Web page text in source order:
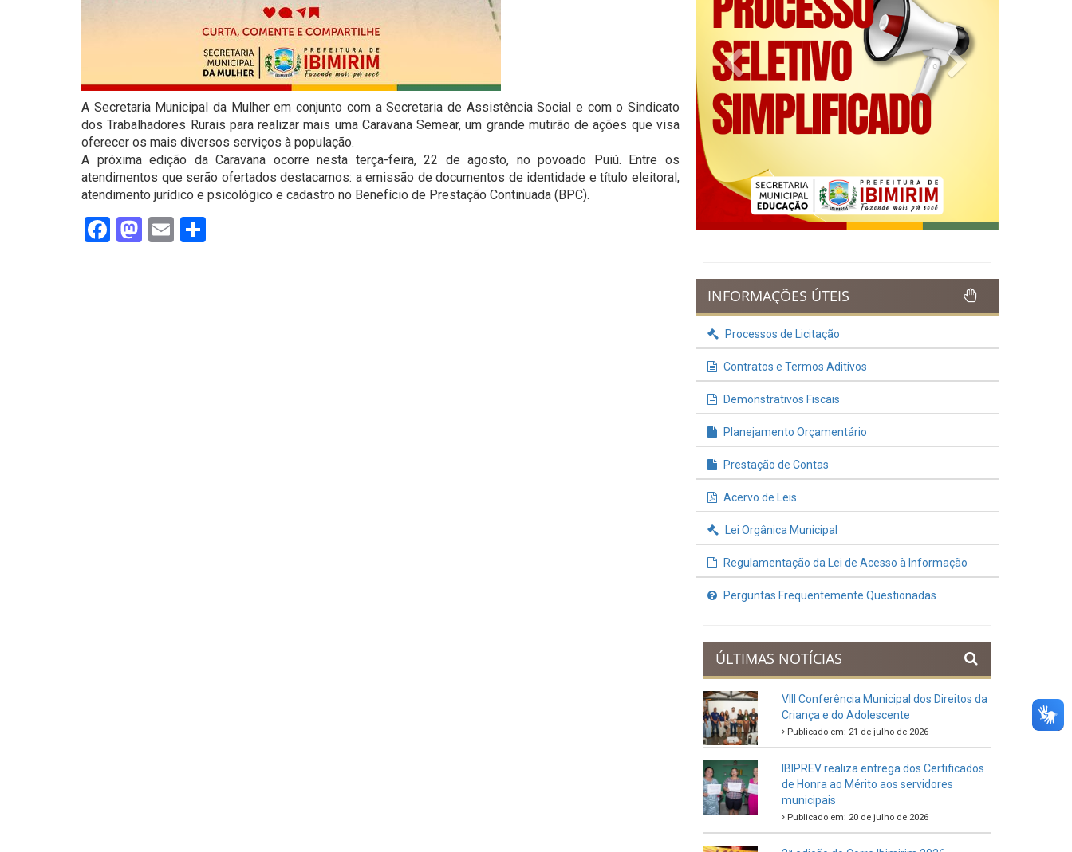
A Secretaria Municipal da Mulher em conjunto com a Secretaria de Assistência Social e com o Sindicato
dos Trabalhadores Rurais para realizar mais uma Caravana Semear, um grande mutirão de ações que visa
oferecer os mais diversos serviços à população.
A próxima edição da Caravana ocorre nesta terça-feira, 22 de agosto, no povoado Puiú. Entre os
atendimentos que serão ofertados destacamos: a emissão de documentos de identidade e título eleitoral,
atendimento jurídico e psicológico e cadastro no Benefício de Prestação Continuada (BPC).
Facebook
Mastodon
Email
Previous Next
INFORMAÇÕES ÚTEIS
Processos de Licitação
Contratos e Termos Aditivos
Demonstrativos Fiscais
Planejamento Orçamentário
Prestação de Contas
Acervo de Leis
Lei Orgânica Municipal
Regulamentação da Lei de Acesso à Informação
Perguntas Frequentemente Questionadas
ÚLTIMAS NOTÍCIAS
VIII Conferência Municipal dos Direitos da
Criança e do Adolescente
Publicado em: 21 de julho de 2026
IBIPREV realiza entrega dos Certificados
de Honra ao Mérito aos servidores
municipais
Publicado em: 20 de julho de 2026